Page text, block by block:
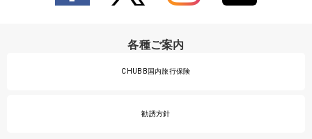
各種ご案内
CHUBB国内旅行保険
勧誘方針